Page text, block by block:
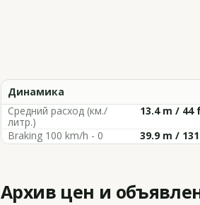
Динамика
Средний расход (км./
литр.)
13.4 m / 44
Braking 100 km/h - 0
39.9 m /
Архив цен и